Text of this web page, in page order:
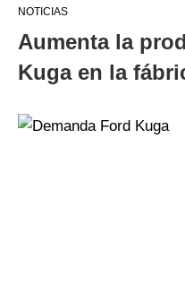
NOTICIAS
Aumenta la
Kuga en la